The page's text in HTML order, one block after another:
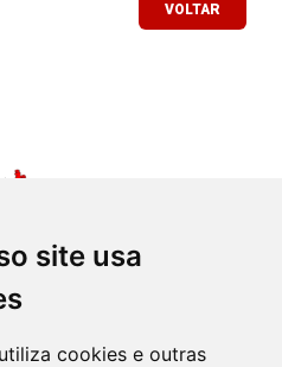
site usa
cookies e outras
VOLTAR
DO SUL